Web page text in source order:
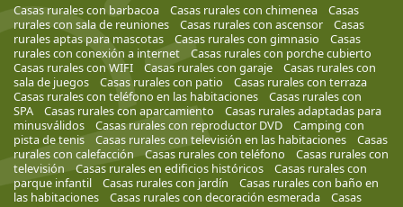
Casas rurales con barbacoa Casas rurales con chimenea
Casas
rurales con sala de reuniones
Casas rurales con ascensor
Casas
rurales aptas para mascotas
Casas rurales con gimnasio
Casas
rurales con conexión a internet
Casas rurales con porche cubierto
Casas rurales con WIFI
Casas rurales con garaje
Casas rurales con
sala de juegos
Casas rurales con patio
Casas rurales con terraza
Casas rurales con teléfono en las habitaciones
Casas rurales con
SPA
Casas rurales con aparcamiento
Casas rurales adaptadas para
minusválidos
Casas rurales con reproductor DVD
Camping con
pista de tenis
Casas rurales con televisión en las habitaciones
Casas
rurales con calefacción
Casas rurales con teléfono
Casas rurales con
televisión
Casas rurales en edificios históricos
Casas rurales con
parque infantil
Casas rurales con jardín
Casas rurales con baño en
las habitaciones
Casas rurales con decoración esmerada
Casas